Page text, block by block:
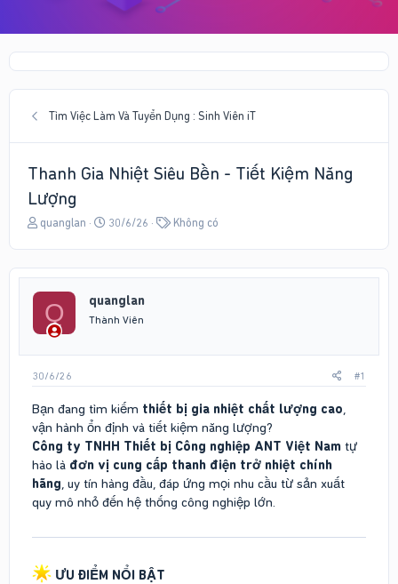
Tìm Việc Làm Và Tuyển Dụng : Sinh Viên iT
Thanh Gia Nhiệt Siêu Bền - Tiết Kiệm Năng
Lượng
T
e
t
t
r
quanglan
N
y
ử
i
30/6/26
T
h
Không có
Q quanglan
Thành Viên
30/6/26 #1
Bạn đang tìm kiếm thiết bị gia nhiệt chất lượng cao,
vận hành ổn định và tiết kiệm năng lượng?
Công ty TNHH Thiết bị Công nghiệp ANT Việt Nam tự
hào là đơn vị cung cấp thanh điện trở nhiệt chính
hãng, uy tín hàng đầu, đáp ứng mọi nhu cầu từ sản xuất
quy mô nhỏ đến hệ thống công nghiệp lớn.
ƯU ĐIỂM NỔI BẬT